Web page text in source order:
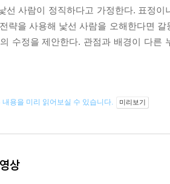
선 사람이 정직하다고 가정한다. 표정
략을 사용해 낯선 사람을 오해한다면
수정을 제안한다. 관점과 배경이 다른
내용을 미리 읽어보실 수 있습니다. 미리보기
상